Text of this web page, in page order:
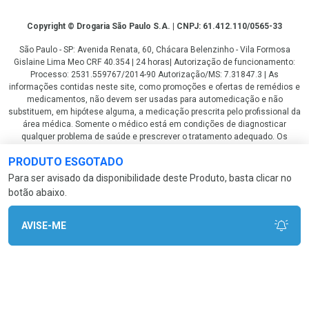
PRODUTO ESGOTADO
Para ser avisado da disponibilidade deste Produto, basta clicar no
botão abaixo.
AVISE-ME
CopyrightCopyright © Drogaria São Paulo S.A. | CNPJ: 61.412.110/0565-33
São Paulo - SP: Avenida Renata, 60, Chácara Belenzinho - Vila Formosa
Gislaine Lima Meo CRF 40.354 | 24 horas| Autorização de funcionamento:
Processo: 2531.559767/2014-90 Autorização/MS: 7.31847.3 | As
informações contidas neste site, como promoções e ofertas de remédios e
medicamentos, não devem ser usadas para automedicação e não
substituem, em hipótese alguma, a medicação prescrita pelo profissional da
área médica. Somente o médico está em condições de diagnosticar
qualquer problema de saúde e prescrever o tratamento adequado. Os
fotos contidas em nosso site são meramente ilustrativas. *Preços e
disponibilidade sujeitos a alterações no decorrer do dia. Antibióticos e
antimicrobianos vendas apenas em lojas físicas ou televendas. Portaria nº
344 - 01/02/1999 - Ministério da Saúde. Horário de funcionamento Central
LGPD Aceite os Cookies